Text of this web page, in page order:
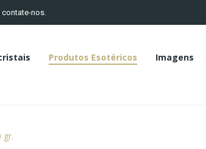
contate-nos.
Produtos Esotéricos Imagens
gr.